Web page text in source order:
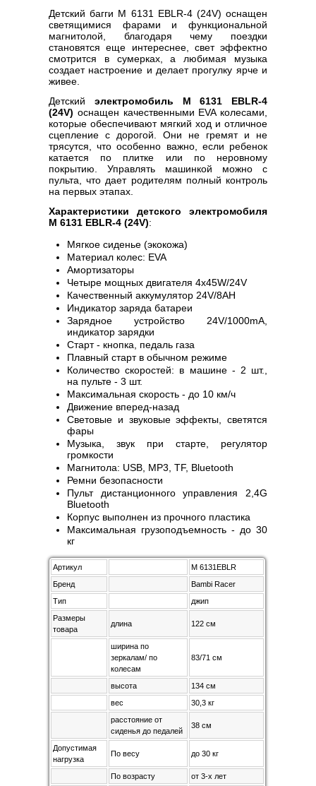
Детский багги M 6131 EBLR-4 (24V) оснащен
светящимися фарами и функциональной
магнитолой, благодаря чему поездки
становятся еще интереснее, свет эффектно
смотрится в сумерках, а любимая музыка
создает настроение и делает прогулку ярче и
живее.
Детский электромобиль M 6131 EBLR-4
(24V) оснащен качественными EVA колесами,
которые обеспечивают мягкий ход и отличное
сцепление с дорогой. Они не гремят и не
трясутся, что особенно важно, если ребенок
катается по плитке или по неровному
покрытию. Управлять машинкой можно с
пульта, что дает родителям полный контроль
на первых этапах.
Характеристики детского электромобиля
M 6131 EBLR-4 (24V):
Мягкое сиденье (экокожа)
Материал колес: EVA
Амортизаторы
Четыре мощных двигателя 4х45W/24V
Качественный аккумулятор 24V/8AH
Индикатор заряда батареи
Зарядное устройство 24V/1000mA,
индикатор зарядки
Старт - кнопка, педаль газа
Плавный старт в обычном режиме
Количество скоростей: в машине - 2 шт.,
на пульте - 3 шт.
Максимальная скорость - до 10 км/ч
Движение вперед-назад
Световые и звуковые эффекты, светятся
фары
Музыка, звук при старте, регулятор
громкости
Магнитола: USB, MP3, TF, Bluetooth
Ремни безопасности
Пульт дистанционного управления 2,4G
Bluetooth
Корпус выполнен из прочного пластика
Максимальная грузоподъемность - до 30
кг
Артикул
M 6131EBLR
Бренд
Bambi Racer
Тип
джип
Размеры
товара
длина 122 см
ширина по
зеркалам/ по
колесам
83/71 см
высота
134 см
вес
30,3 кг
расстояние от
сиденья до педалей
38 см
Допустимая
нагрузка
По весу до 30 кг
По возрасту от 3-х лет